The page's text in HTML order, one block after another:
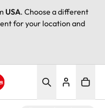
USA. Choose a different
for your location and